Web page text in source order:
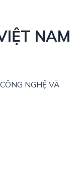
NAM
NGHỆ VÀ